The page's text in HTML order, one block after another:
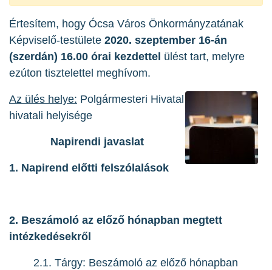
Értesítem, hogy Ócsa Város Önkormányzatának
Képviselő-testülete 2020. szeptember 16-án
(szerdán) 16.00 órai kezdettel ülést tart, melyre
ezúton tisztelettel meghívom.
Az ülés helye: Polgármesteri Hivatal
hivatali helyisége
Napirendi javaslat
1. Napirend előtti felszólalások
2. Beszámoló az előző hónapban megtett
intézkedésekről
2.1. Tárgy: Beszámoló az előző hónapban